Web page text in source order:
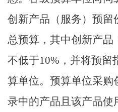
创新产品（服务）预留
总预算，其中创新产品
不低于10% ，并将预
算单位。预算单位采购
录中的产品且该产品使